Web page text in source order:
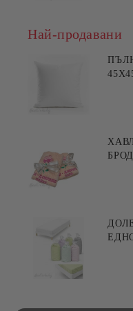
Най-продавани